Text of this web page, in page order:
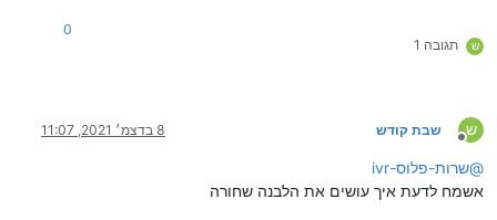
ש תגובה 1
0
ש
מנותק
שבת קודש 8 בדצמ׳ 2021, 11:07
@שרות-פלוס-ivr
אשמח לדעת איך עושים את הלבנה שחורה